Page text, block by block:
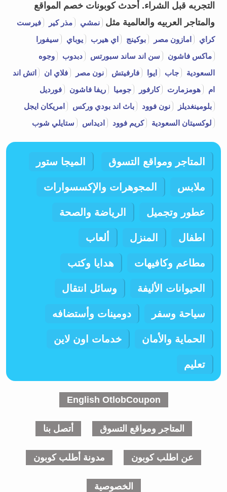
التجربه قبل الشراء. أحدث كوبونات خصم المواقع
والمتاجر العربيه والعالمية مثل
نمشي مذر كير
فيرست
كراي
امازون مصر بوكينج اي هيرب يوباي
سيفورا
ماكس فاشون
سن اند ساند سبورتس دبدوب
وجوه
السعودية
جاب ايوا فارفيتش نون مصر فلاي ان
اتش اند
ام
هومزمارت كارفور جوميا ريفا فاشون
فورديل
بلومينغديلز
نون فوود باث اند بودي وركس
امريكان ايجل
لوكسيتان السعودية
كريم فوود اديداس ستايلي شوب
المتاجر ومواقع التسوق الميجا ستور
ملابس المجوهرات والإكسسوارات
عطور وتجميل الرياضة والصحة
اطفال المنزل ألعاب
مطاعم وكافيهات هدايا وكتب
الحيوانات الأليفة وسائل انتقال
سياحة وسفر دومينات وأستضافه
الحماية والأمان خدمات اون لاين
تعليم
English OtlobCoupon
المتاجر ومواقع التسوق أتصل بنا
عن اطلب كوبون مدونة أطلب كوبون
الخصوصية